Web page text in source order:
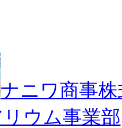
ナニワ商事
ウム事業部